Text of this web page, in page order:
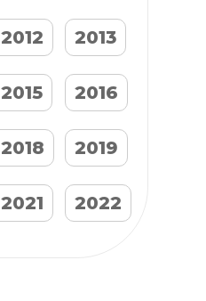
2012 2013
2015 2016
2018 2019
2021 2022